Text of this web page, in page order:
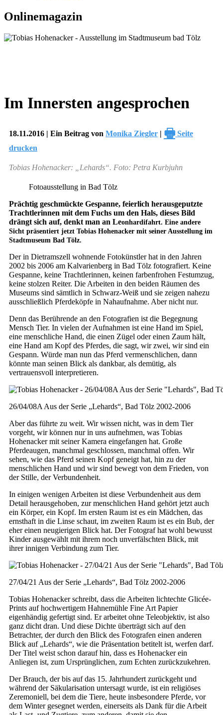
Onlinemagazin
Im Innersten angesprochen
18.11.2016 | Ein Beitrag von Monika Ziegler | 🖶 Seite
drucken
Tobias Hohenacker: „Lehards“. Foto: Petra Kurbjuhn
Fotoausstellung in Bad Tölz
Prächtig geschmückte Gespanne, feierlich herausgeputzte
Trachtlerinnen mit dem Fuchs um den Hals, dieses Bild
drängt sich auf, denkt man an Leonhardifahrt. Eine andere
Sicht präsentiert jetzt Tobias Hohenacker mit seiner Ausstellung im
Stadtmuseum Bad Tölz.
Der in Dietramszell wohnende Fotokünstler hat in den Jahren
2002 bis 2006 am Kalvarienberg in Bad Tölz fotografiert. Keine
Gespanne, keine Trachtlerinnen, keinen farbenfrohen Festumzug,
keine stolzen Reiter. Die Arbeiten in den beiden Räumen des
Museums sind sämtlich in Schwarz-Weiß und sie zeigen nahezu
ausschließlich Pferdeköpfe in Nahaufnahme. Aber nicht nur.
Denn das Berührende an den Fotografien ist die Begegnung
Mensch Tier. In vielen der Aufnahmen ist eine Hand im Spiel,
eine menschliche Hand, die einen Zügel oder einen Zaum hält,
eine Hand am Kopf des Pferdes, die sagt, wir zwei, wir sind ein
Gespann. Würde man nun das Pferd vermenschlichen, dann
könnte man seinen Blick als dankbar, als demütig, als
vertrauensvoll interpretieren.
26/04/08A Aus der Serie „Lehards“, Bad Tölz 2002-2006
Aber das führte zu weit. Wir wissen nicht, was in dem Tier
vorgeht, wir können nur in uns aufnehmen, was Tobias
Hohenacker mit seiner Kamera eingefangen hat. Große
Pferdeaugen, manchmal geschlossen, manchmal offen. Wir
sehen, wie das Pferd seinen Kopf geneigt hat, hin zu der
menschlichen Hand und wir sind bewegt von dem Frieden, von
der Stille, der Verbundenheit.
In einigen wenigen Arbeiten ist diese Verbundenheit aus dem
Detail herausgehoben, zur menschlichen Hand gehört jetzt auch
ein Körper, ein Kopf. Im ersten Raum ist es ein Mädchen, das
ernsthaft in die Linse schaut, im zweiten Raum ist es ein Bub, der
eher einen neugierigen Blick hat. Der Fotograf hat wohl bewusst
Kinder ausgewählt mit ihrem noch unverfälschten Blick, mit
ihrer innigen Verbindung zum Tier.
27/04/21 Aus der Serie „Lehards“, Bad Tölz 2002-2006
Tobias Hohenacker schreibt, dass die Arbeiten lichtechte Glicée-
Prints auf hochwertigem Hahnemühle Fine Art Papier
eigenhändig gefertigt sind. Er arbeitet ohne Teleobjektiv, ist also
ganz dicht dran. Und diese Dichte überträgt sich auf den
Betrachter, der durch den Blick des Fotografen einen anderen
Blick auf „Lehards“, wie die Präsentation betitelt ist, werfen darf.
Der Titel weist schon darauf hin, dass es Hohenacker ein
Anliegen ist, zum Ursprünglichen, zum Echten zurückzukehren.
Der Brauch, der bis auf das 15. Jahrhundert zurückgeht und
während der Säkularisation untersagt wurde, ist ein religiöses
Zeremoniell, bei dem die Tiere, heute insbesondere Pferde, vor
dem Winter gesegnet werden, einerseits als Dank für die Arbeit